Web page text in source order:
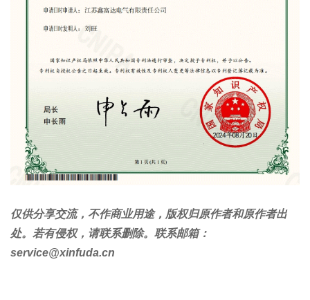
仅供分享交流，不作商业用途，版权归原作者和原作者出
处。若有侵权，请联系删除。联系邮箱：
service@xinfuda.cn